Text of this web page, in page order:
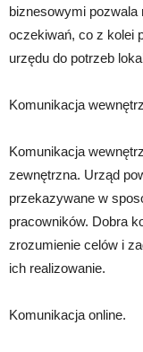
biznesowymi pozwala
oczekiwań, co z kolei
urzędu do potrzeb
Komunikacja
Komunikacja
zewnętrzna. Urząd
przekazywane w
pracowników. Dobra
zrozumienie celów i
ich realizowanie.
Komunikacja online.